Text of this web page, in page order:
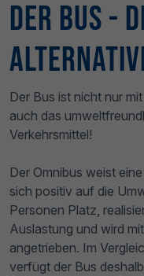
Der Bus -
Der Bus ist nicht nur
auch das
Verkehrsmittel!
Der Omnibus weist
sich positiv auf die
Personen Platz,
Auslastung und wird
angetrieben. Im
verfügt der Bus